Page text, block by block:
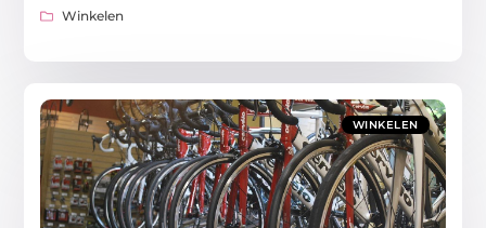
Winkelen
WINKELEN